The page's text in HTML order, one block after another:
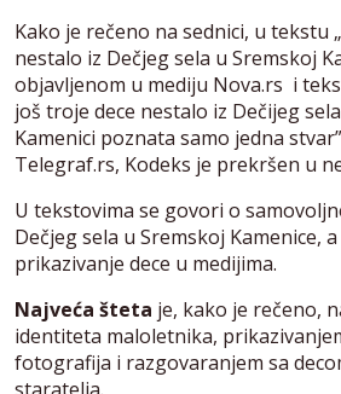
Kako je rečeno na sednici, u tekstu
nestalo iz Dečjeg sela u Sremskoj
objavljenom u mediju Nova.rs i
još troje dece nestalo iz Dečijeg
Kamenici poznata samo jedna
Telegraf.rs, Kodeks je prekršen u
U tekstovima se govori o
Dečjeg sela u Sremskoj Kamenice,
prikazivanje dece u medijima.
Najveća šteta je, kako je rečeno,
identiteta maloletnika,
fotografija i razgovaranjem sa